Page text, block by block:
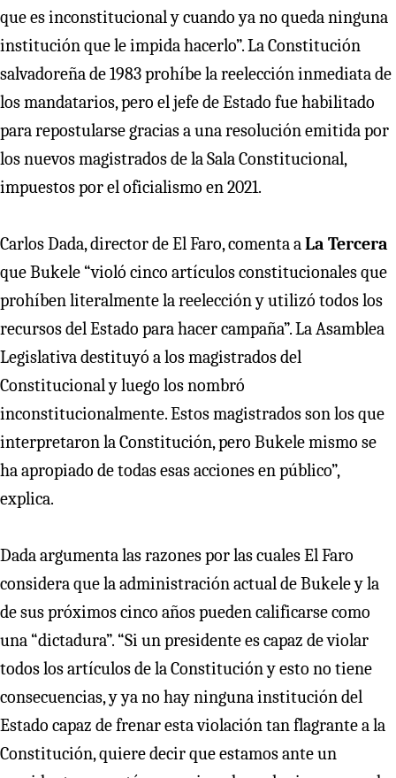
que es inconstitucional y cuando ya no queda ninguna
institución que le impida hacerlo”. La Constitución
salvadoreña de 1983 prohíbe la reelección inmediata de
los mandatarios, pero el jefe de Estado fue habilitado
para repostularse gracias a una resolución emitida por
los nuevos magistrados de la Sala Constitucional,
impuestos por el oficialismo en 2021.
Carlos Dada, director de El Faro, comenta a La Tercera
que Bukele “violó cinco artículos constitucionales que
prohíben literalmente la reelección y utilizó todos los
recursos del Estado para hacer campaña”. La Asamblea
Legislativa destituyó a los magistrados del
Constitucional y luego los nombró
inconstitucionalmente. Estos magistrados son los que
interpretaron la Constitución, pero Bukele mismo se
ha apropiado de todas esas acciones en público”,
explica.
Dada argumenta las razones por las cuales El Faro
considera que la administración actual de Bukele y la
de sus próximos cinco años pueden calificarse como
una “dictadura”. “Si un presidente es capaz de violar
todos los artículos de la Constitución y esto no tiene
consecuencias, y ya no hay ninguna institución del
Estado capaz de frenar esta violación tan flagrante a la
Constitución, quiere decir que estamos ante un